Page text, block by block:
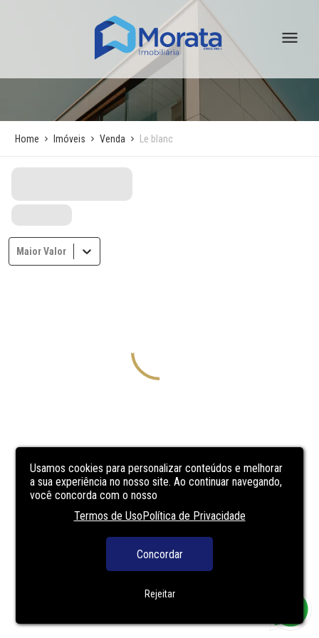
Usamos cookies para personalizar conteúdos e melhorar
a sua experiência no nosso site. Ao continuar navegando,
você concorda com o nosso
Termos de UsoPolítica de Privacidade
Concordar
Rejeitar
Home Imóveis Venda Le blanc
Maior Valor